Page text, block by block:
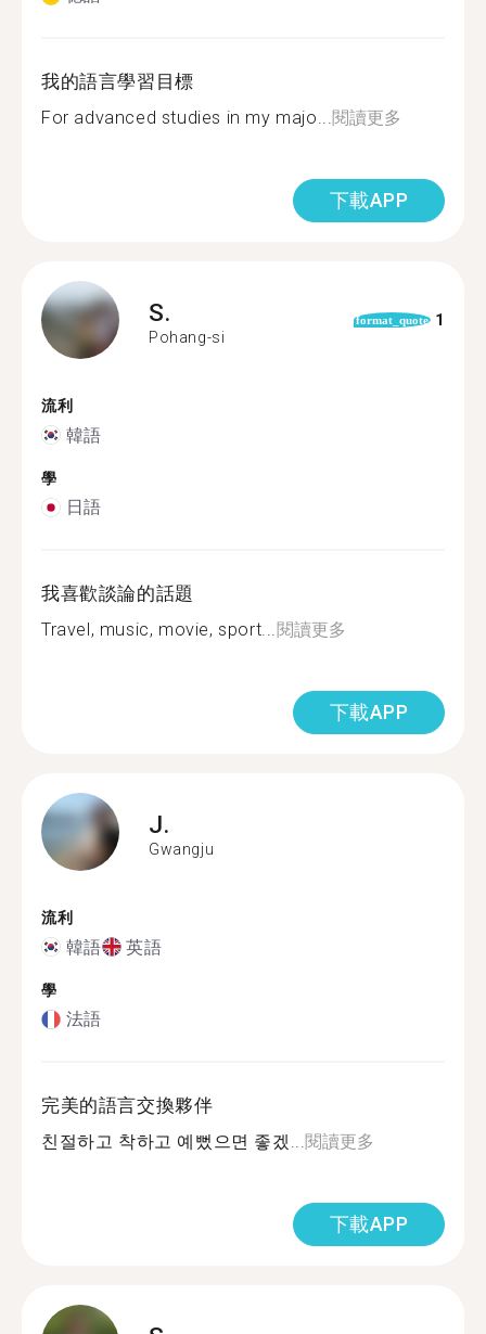
我的語言學習目標
For advanced studies in my majo...閱讀更多
下載APP
S.
Pohang-si
format_quote 1
流利
韓語
學
日語
我喜歡談論的話題
Travel, music, movie, sport...閱讀更多
下載APP
J.
Gwangju
流利
韓語 英語
學
法語
完美的語言交換夥伴
친절하고 착하고 예뻤으면 좋겠...閱讀更多
下載APP